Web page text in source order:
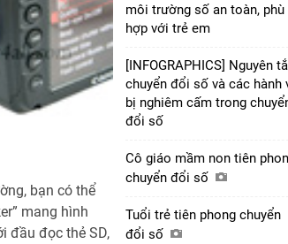
bạn có thể
mang hình
đầu đọc thẻ SD,
môi trường số an toàn, phù
hợp với trẻ em
[INFOGRAPHICS] Nguyên
chuyển đổi số và các hành
bị nghiêm cấm trong
đổi số
Cô giáo mầm non tiên
chuyển đổi số
Tuổi trẻ tiên phong chuyển
đổi số